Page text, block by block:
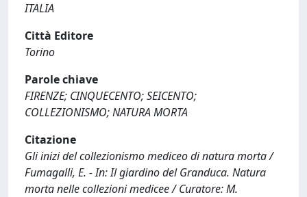
ITALIA
Città Editore
Torino
Parole chiave
FIRENZE; CINQUECENTO; SEICENTO;
COLLEZIONISMO; NATURA MORTA
Citazione
Gli inizi del collezionismo mediceo di natura morta /
Fumagalli, E. - In: Il giardino del Granduca. Natura
morta nelle collezioni medicee / Curatore: M.